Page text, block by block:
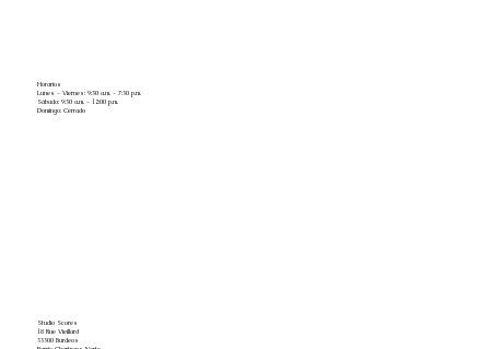
Studio Scores
18 Rue Vieillard
33300 Burdeos
Horarios
Lunes - Viernes: 9:30 a.m. - 7:30 p.m.
Sábado: 9:30 a.m. - 12:00 p.m.
Domingo: Cerrado